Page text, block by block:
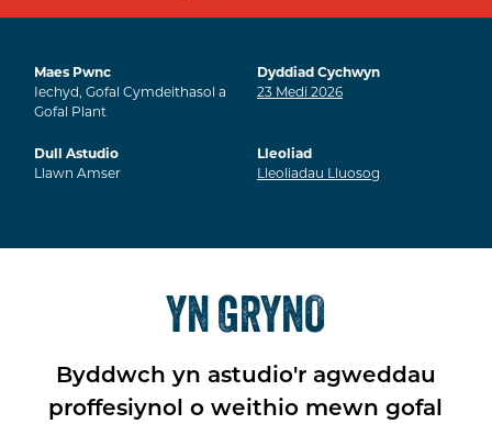
Maes Pwnc
Iechyd, Gofal Cymdeithasol a
Gofal Plant
Dyddiad Cychwyn
23 Medi2026
Dull Astudio
Llawn Amser
Lleoliad
Lleoliadau Lluosog
YN GRYNO
Byddwch yn astudio'r agweddau
proffesiynol o weithio mewn gofal